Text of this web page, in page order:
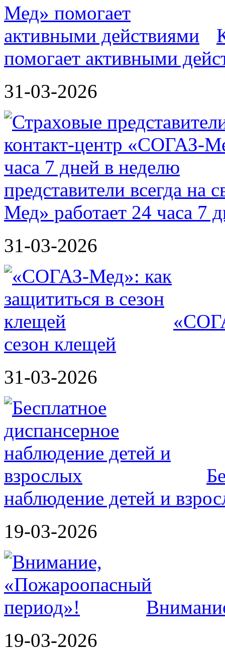
помогает активными
31-03-2026
представители всегда на
Мед» работает 24 часа 7
31-03-2026
сезон клещей
31-03-2026
наблюдение детей и
19-03-2026
19-03-2026